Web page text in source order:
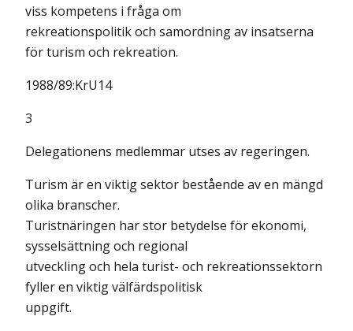
viss kompetens i fråga om
rekreationspolitik och samordning av insatserna
för turism och rekreation.
1988/89:KrU14
3
Delegationens medlemmar utses av regeringen.
Turism är en viktig sektor bestående av en mängd
olika branscher.
Turistnäringen har stor betydelse för ekonomi,
sysselsättning och regional
utveckling och hela turist- och rekreationssektorn
fyller en viktig välfärdspolitisk
uppgift.